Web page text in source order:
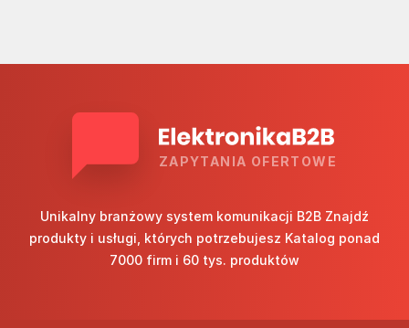
ZAPYTANIA OFERTOWE
Unikalny branżowy system komunikacji B2B Znajdź
produkty i usługi, których potrzebujesz Katalog ponad
7000 firm i 60 tys. produktów